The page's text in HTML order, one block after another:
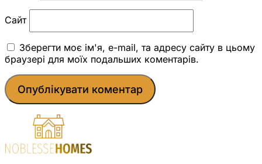
Сайт
Зберегти моє ім'я, e-mail, та адресу сайту в цьому
браузері для моїх подальших коментарів.